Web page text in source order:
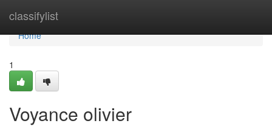
classifylist
Home
Home
1
Voyance olivier